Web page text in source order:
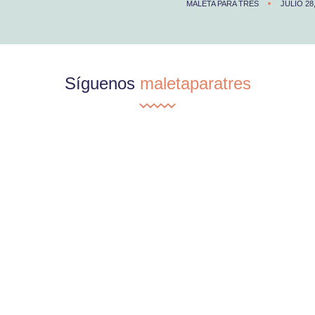
MALETA PARA TRES JULIO
Síguenos maletaparatres